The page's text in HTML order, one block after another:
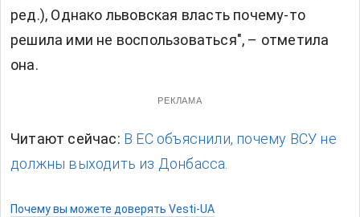
ред.), Однако львовская власть почему-то
решила ими не воспользоваться", – отметила
она.
РЕКЛАМА
Читают сейчас: В ЕС объяснили, почему ВСУ не
должны выходить из Донбасса.
Почему вы можете доверять Vesti-UA